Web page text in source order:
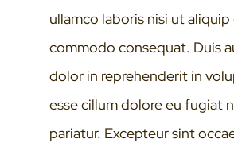
ullamco laboris nisi ut aliquip
commodo consequat. Duis
dolor in reprehenderit in
esse cillum dolore eu fugiat
pariatur. Excepteur sint